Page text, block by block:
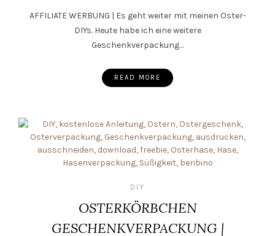
AFFILIATE WERBUNG | Es geht weiter mit meinen Oster-
DIYs. Heute habe ich eine weitere
Geschenkverpackung…
READ MORE
DIY
OSTERKÖRBCHEN
GESCHENKVERPACKUNG |